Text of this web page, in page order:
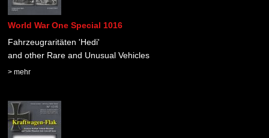
World War One Special 1016
Fahrzeugraritäten 'Hedi'
and other Rare and Unusual Vehicles
> mehr